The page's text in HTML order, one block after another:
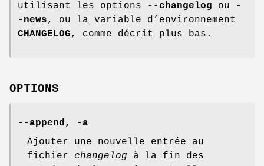
utilisant les options
--changelog ou
-
-news, ou la variable d’environnement
CHANGELOG, comme décrit plus bas.
OPTIONS
--append,
-a
Ajouter une nouvelle entrée au
fichier changelog à la fin des